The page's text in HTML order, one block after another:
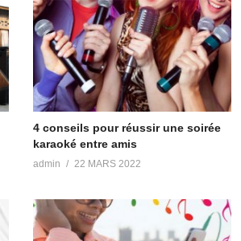
4 conseils pour réussir une soirée
karaoké entre amis
admin 22 MARS 2022